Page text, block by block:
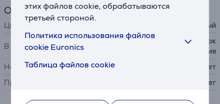
этих файлов cookie, обрабатываются
третьей стороной.
Политика использования файлов
cookie Euronics
Таблица файлов cookie
Общий параметр
Цвет матовый черный
В комплекте
насадка для укладки, мешок
для хранения
Настенный
Нет
Производитель
Beurer